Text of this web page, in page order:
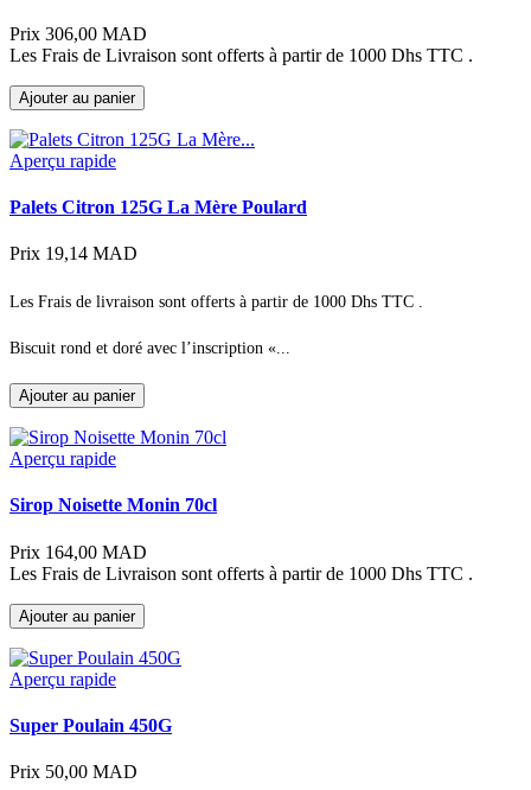
Prix 306,00 MAD
Les Frais de Livraison sont offerts à partir de 1000 Dhs TTC .
Ajouter au panier
Aperçu rapide
Palets Citron 125G La Mère Poulard
Prix 19,14 MAD
Les Frais de livraison sont offerts à partir de 1000 Dhs TTC .
Biscuit rond et doré avec l’inscription «...
Ajouter au panier
Aperçu rapide
Sirop Noisette Monin 70cl
Prix 164,00 MAD
Les Frais de Livraison sont offerts à partir de 1000 Dhs TTC .
Ajouter au panier
Aperçu rapide
Super Poulain 450G
Prix 50,00 MAD